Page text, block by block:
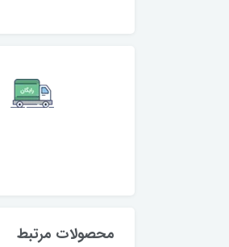
محصولات مرتبط